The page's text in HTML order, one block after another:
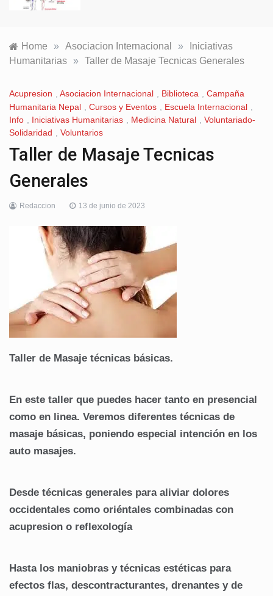
Home » Asociacion Internacional »
Iniciativas
Humanitarias
» Taller de Masaje Tecnicas Generales
Acupresion , Asociacion Internacional , Biblioteca , Campaña
Humanitaria Nepal
Cursos y Eventos Escuela Internacional
Info
Iniciativas Humanitarias Medicina Natural
Voluntariado-
Solidaridad , Voluntarios
Taller de Masaje Tecnicas
Generales
Redaccion 13 de junio de 2023
Taller de Masaje técnicas básicas.
En este taller que puedes hacer tanto en presencial
como en linea. Veremos diferentes técnicas de
masaje básicas, poniendo especial intención en los
auto masajes.
Desde técnicas generales para aliviar dolores
occidentales como oriéntales combinadas con
acupresion o reflexología
Hasta los maniobras y técnicas estéticas para
efectos flas, descontracturantes, drenantes y de